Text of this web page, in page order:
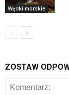
Wędki morskie
ZOSTAW